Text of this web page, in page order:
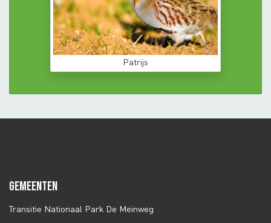
Patrijs
GEMEENTEN
Transitie Nationaal Park De Meinweg